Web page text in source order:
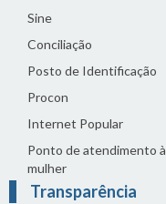
Sine
Conciliação
Posto de Identificação
Procon
Internet Popular
Ponto de atendimento à
mulher
Transparência